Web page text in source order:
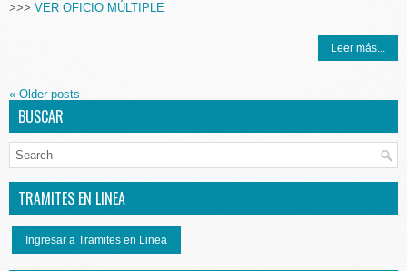
>>> VER OFICIO MÚLTIPLE
Leer más...
« Older posts
BUSCAR
TRAMITES EN LINEA
Ingresar a Tramites en Linea